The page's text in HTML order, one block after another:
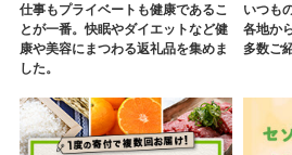
仕事もプライベートも健康であるこ
とが一番。快眠やダイエットなど健
康や美容にまつわる返礼品を集めま
した。
いつも
各地か
多数ご